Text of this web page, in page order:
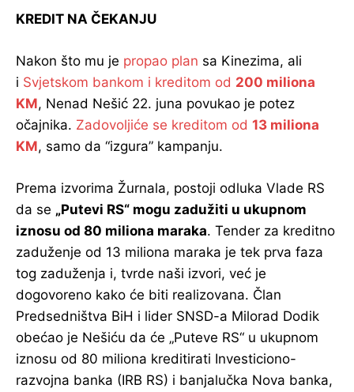
KREDIT NA ČEKANJU
Nakon što mu je propao plan sa Kinezima, ali
i Svjetskom bankom i kreditom od 200 miliona
KM, Nenad Nešić 22. juna povukao je potez
očajnika. Zadovoljiće se kreditom od 13 miliona
KM, samo da “izgura” kampanju.
Prema izvorima Žurnala, postoji odluka Vlade RS
da se „Putevi RS“ mogu zadužiti u ukupnom
iznosu od 80 miliona maraka. Tender za kreditno
zaduženje od 13 miliona maraka je tek prva faza
tog zaduženja i, tvrde naši izvori, već je
dogovoreno kako će biti realizovana. Član
Predsedništva BiH i lider SNSD-a Milorad Dodik
obećao je Nešiću da će „Puteve RS“ u ukupnom
iznosu od 80 miliona kreditirati Investiciono-
razvojna banka (IRB RS) i banjalučka Nova banka,